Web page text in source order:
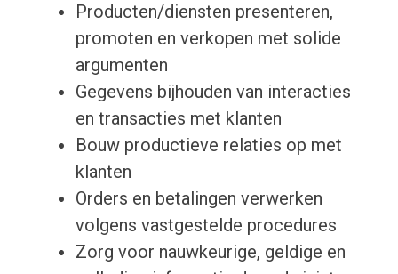
Producten/diensten presenteren,
promoten en verkopen met solide
argumenten
Gegevens bijhouden van interacties
en transacties met klanten
Bouw productieve relaties op met
klanten
Orders en betalingen verwerken
volgens vastgestelde procedures
Zorg voor nauwkeurige, geldige en